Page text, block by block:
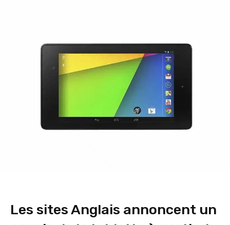
Les sites Anglais annoncent un